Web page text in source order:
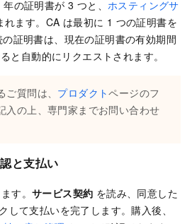
の証明書が 3 つと、 ホスティングサ
れます。CA は最初に 1 つの証明書を
証明書は、現在の証明書の有効期間
と自動的にリクエストされます。
質問は、 プロダクトページのフ
入の上、専門家までお問い合わせ
と支払い
す。 サービス契約 を読み、同意した
して支払いを完了します。購入後、